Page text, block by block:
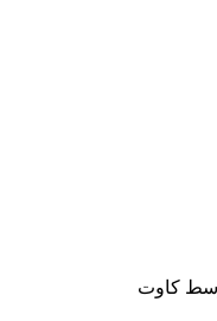
کاوت